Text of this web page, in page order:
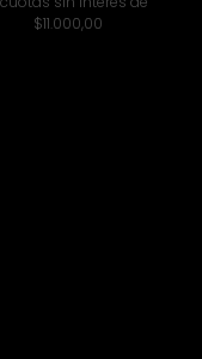
$11.000,00